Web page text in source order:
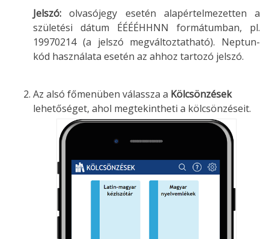
Jelszó: olvasójegy esetén alapértelmezetten a
születési dátum ÉÉÉÉHHNN formátumban, pl.
19970214 (a jelszó megváltoztatható). Neptun-
kód használata esetén az ahhoz tartozó jelszó.
Az alsó főmenüben válassza a Kölcsönzések
lehetőséget, ahol megtekintheti a kölcsönzéseit.